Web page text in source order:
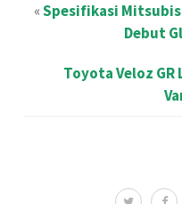
«Spesifikasi
Debut
Toyota Veloz